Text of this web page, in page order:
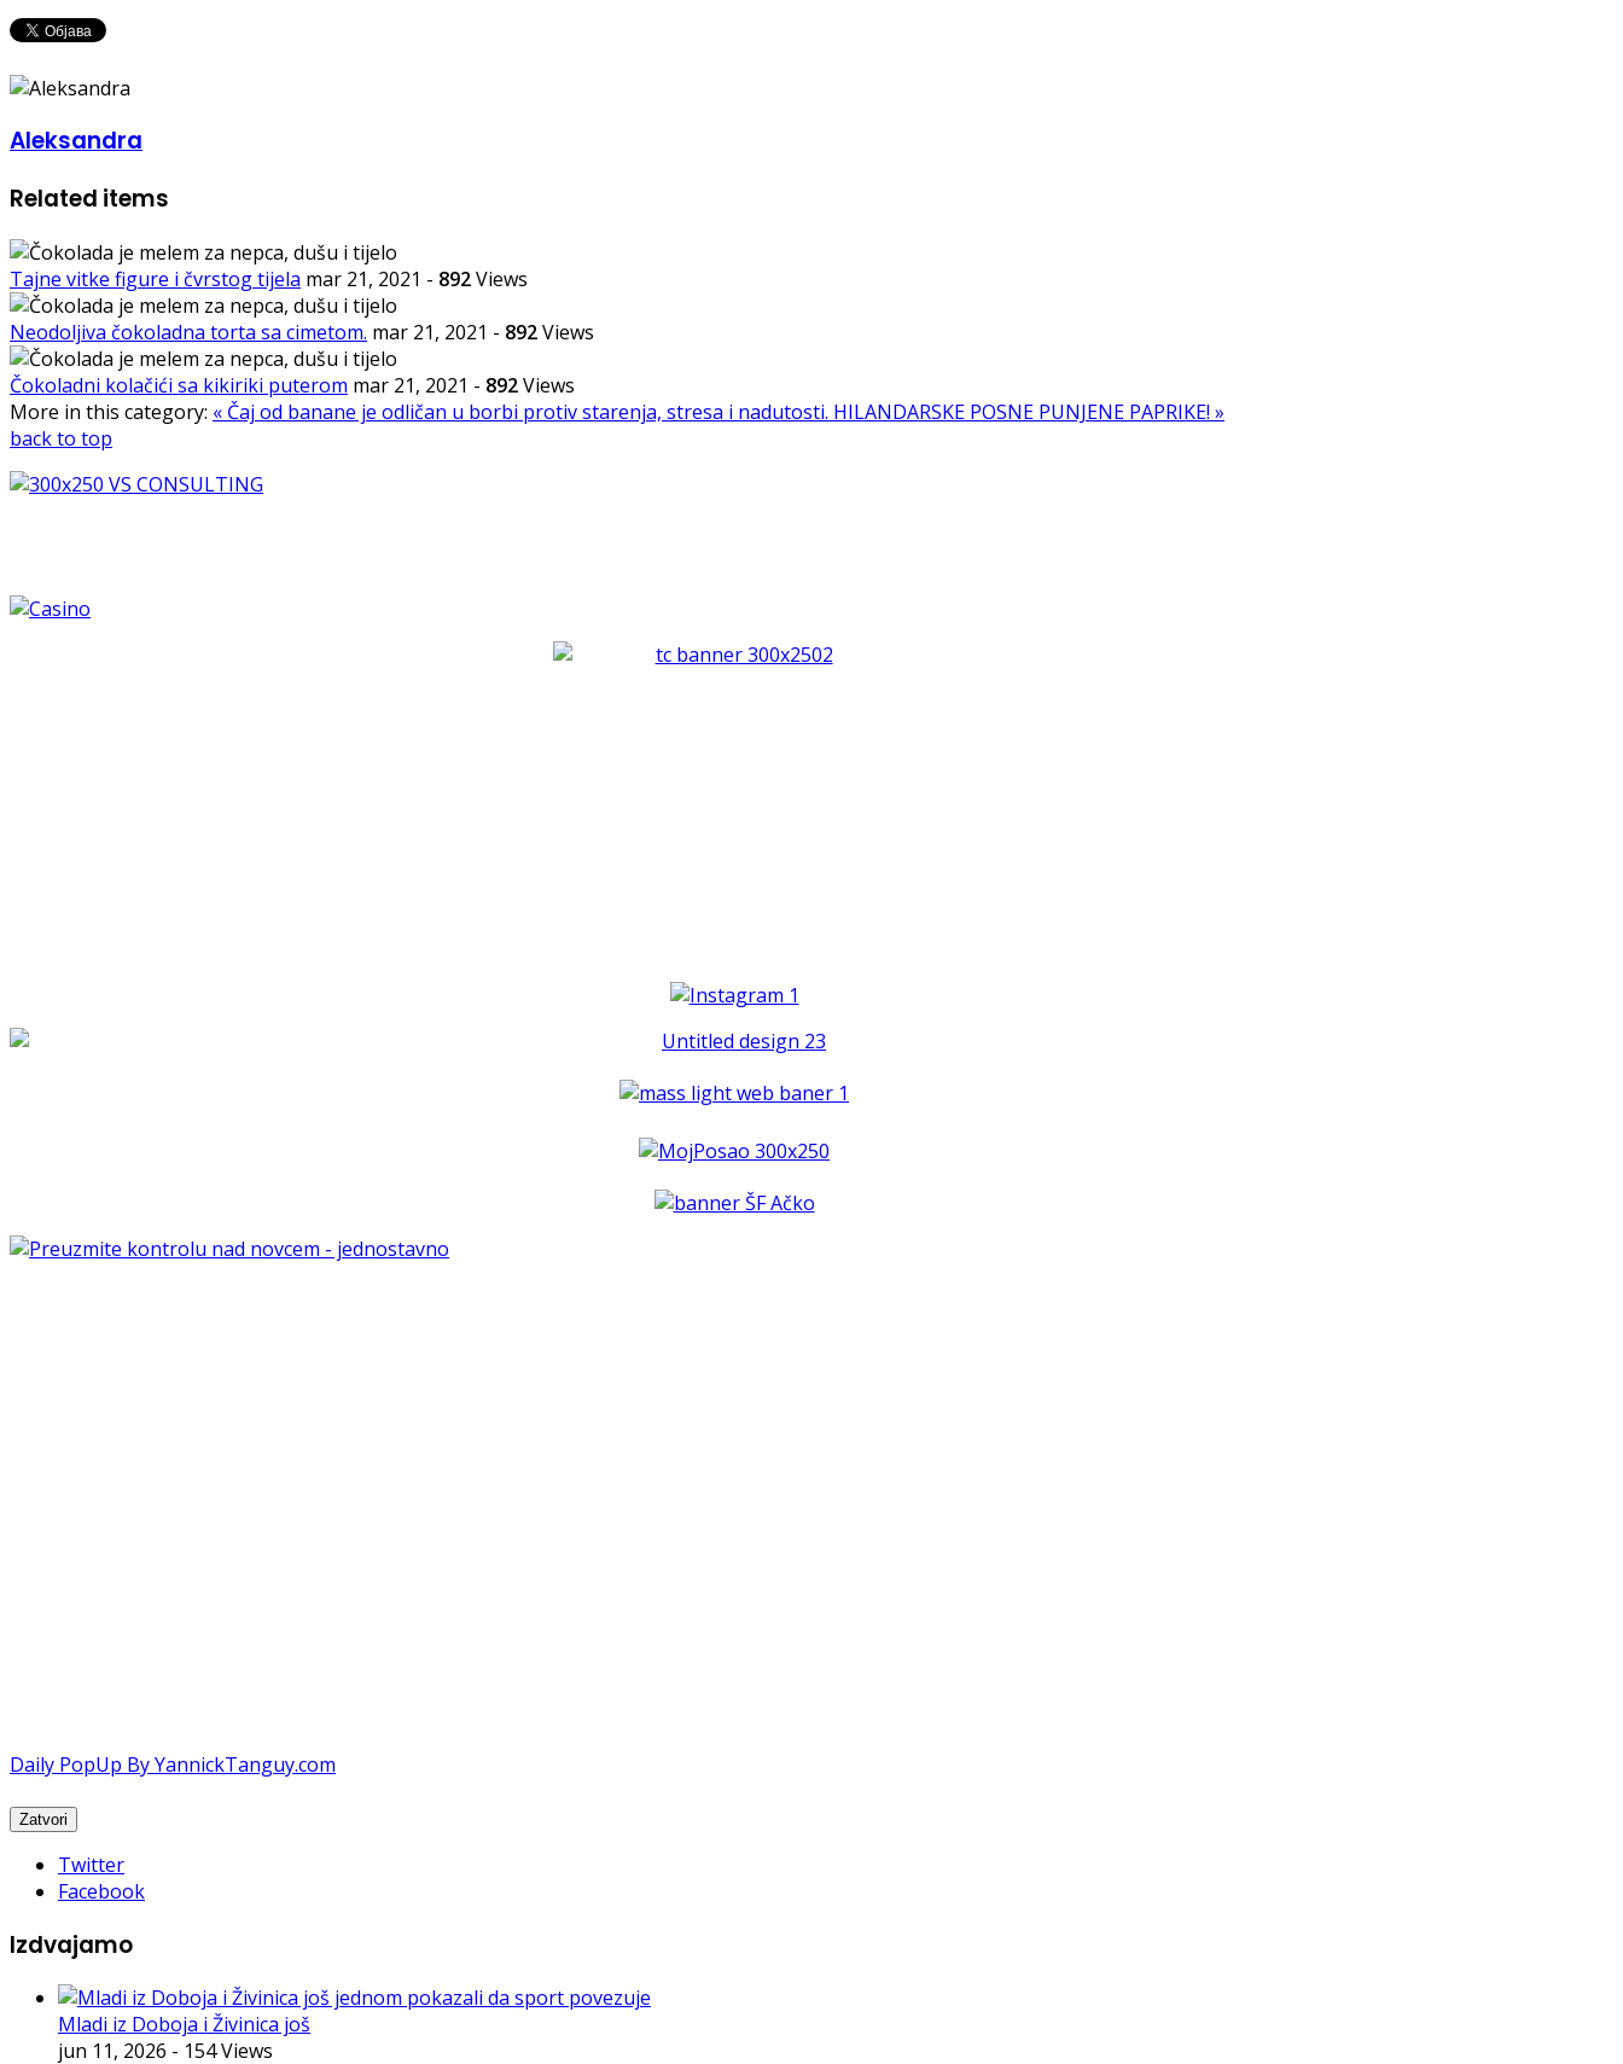
Aleksandra
Related items
Tajne vitke figure i čvrstog tijela mar 21, 2021 - 892Views
Neodoljiva čokoladna torta sa cimetom. mar 21, 2021 - 892Views
Čokoladni kolačići sa kikiriki puterom mar 21, 2021 - 892Views
More in this category: « Čaj od banane je odličan u borbi protiv starenja, stresa i nadutosti. HILANDARSKE POSNE PUNJENE PAPRIKE! »
back to top
Daily PopUp By YannickTanguy.com
Twitter
Facebook
Izdvajamo
Mladi iz Doboja i Živinica još
jun 11, 2026 - 154 Views